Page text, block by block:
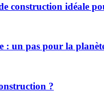
construction idéale
: un pas pour la
?